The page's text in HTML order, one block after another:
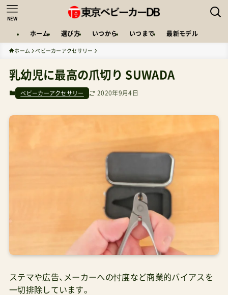
NEW
ホーム 選び方 いつから いつまで 最新モデル
ホーム ベビーカーアクセサリー
乳幼児に最高の爪切り SUWADA
ベビーカーアクセサリー 2020年9月4日
ステマや広告、メーカーへの忖度など商業的バイアスを
一切排除しています。